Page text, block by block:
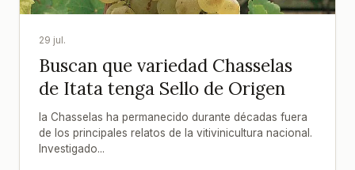
29 jul.
Buscan que variedad Chasselas
de Itata tenga Sello de Origen
la Chasselas ha permanecido durante décadas fuera
de los principales relatos de la vitivinicultura nacional.
Investigado...